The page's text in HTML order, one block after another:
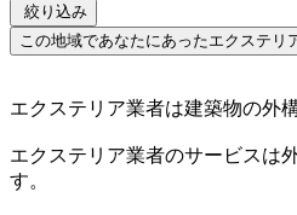
絞り込み
この地域であなたにあったエクステリ
エクステリア業者は建築物の外
エクステリア業者のサービスは
す。